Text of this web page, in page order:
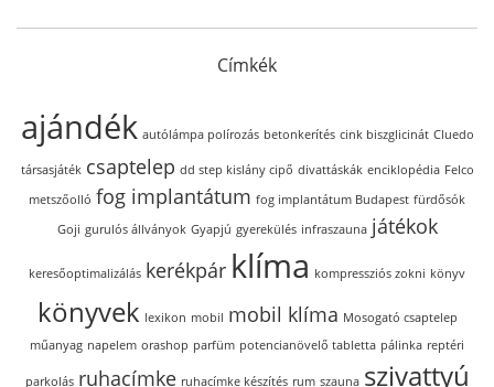
Címkék
ajándék autólámpa polírozás betonkerítés cink biszglicinát Cluedo
társasjáték csaptelep dd step kislány cipő divattáskák enciklopédia Felco
metszőolló fog implantátum fog implantátum Budapest fürdősók
Goji gurulós állványok Gyapjú gyerekülés infraszauna játékok
keresőoptimalizálás kerékpár klíma kompressziós zokni könyv
könyvek lexikon mobil mobil klíma Mosogató csaptelep
műanyag napelem orashop parfüm potencianövelő tabletta pálinka reptéri
parkolás ruhacímke ruhacímke készítés rum szauna szivattyú